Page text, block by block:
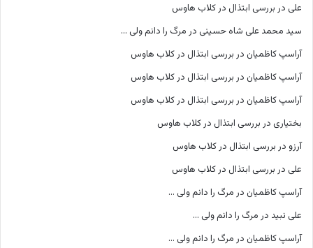
علی در بررسی ابتذال در کلاب هاوس
سید محمد علی شاه حسینی در مرگ را دانم ولی …
آراسپ کاظمیان در بررسی ابتذال در کلاب هاوس
آراسپ کاظمیان در بررسی ابتذال در کلاب هاوس
آراسپ کاظمیان در بررسی ابتذال در کلاب هاوس
بختیاری در بررسی ابتذال در کلاب هاوس
آرزو در بررسی ابتذال در کلاب هاوس
علی در بررسی ابتذال در کلاب هاوس
آراسپ کاظمیان در مرگ را دانم ولی …
علی نبید در مرگ را دانم ولی …
آراسپ کاظمیان در مرگ را دانم ولی …